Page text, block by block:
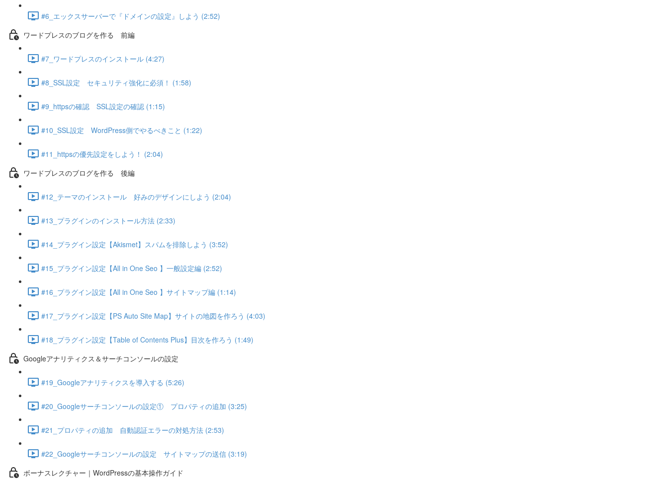
#6_エックスサーバーで『ドメインの設定』しよう (2:52)
ワードプレスのブログを作る 前編
#7_ワードプレスのインストール (4:27)
#8_SSL設定 セキュリティ強化に必須！ (1:58)
#9_httpsの確認 SSL設定の確認 (1:15)
#10_SSL設定 WordPress側でやるべきこと (1:22)
#11_httpsの優先設定をしよう！ (2:04)
ワードプレスのブログを作る 後編
#12_テーマのインストール 好みのデザインにしよう (2:04)
#13_プラグインのインストール方法 (2:33)
#14_プラグイン設定【Akismet】スパムを排除しよう (3:52)
#15_プラグイン設定【All in One Seo 】一般設定編 (2:52)
#16_プラグイン設定【All in One Seo 】サイトマップ編 (1:14)
#17_プラグイン設定【PS Auto Site Map】サイトの地図を作ろう (4:03)
#18_プラグイン設定【Table of Contents Plus】目次を作ろう (1:49)
Googleアナリティクス＆サーチコンソールの設定
#19_Googleアナリティクスを導入する (5:26)
#20_Googleサーチコンソールの設定① プロパティの追加 (3:25)
#21_プロパティの追加 自動認証エラーの対処方法 (2:53)
#22_Googleサーチコンソールの設定 サイトマップの送信 (3:19)
ボーナスレクチャー｜WordPressの基本操作ガイド